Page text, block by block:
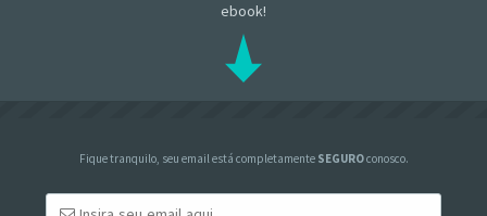
ebook!
Fique tranquilo, seu email está completamente SEGUROconosco.